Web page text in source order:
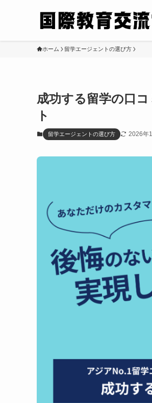
ホーム 留学エージェントの選び方
成功する留学の口
ト
留学エージェントの選び方 2026年